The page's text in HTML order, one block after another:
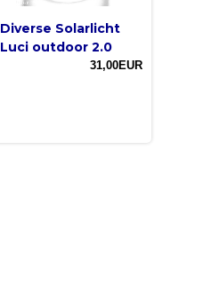
Diverse Solarlicht
Luci outdoor 2.0
31,00EUR